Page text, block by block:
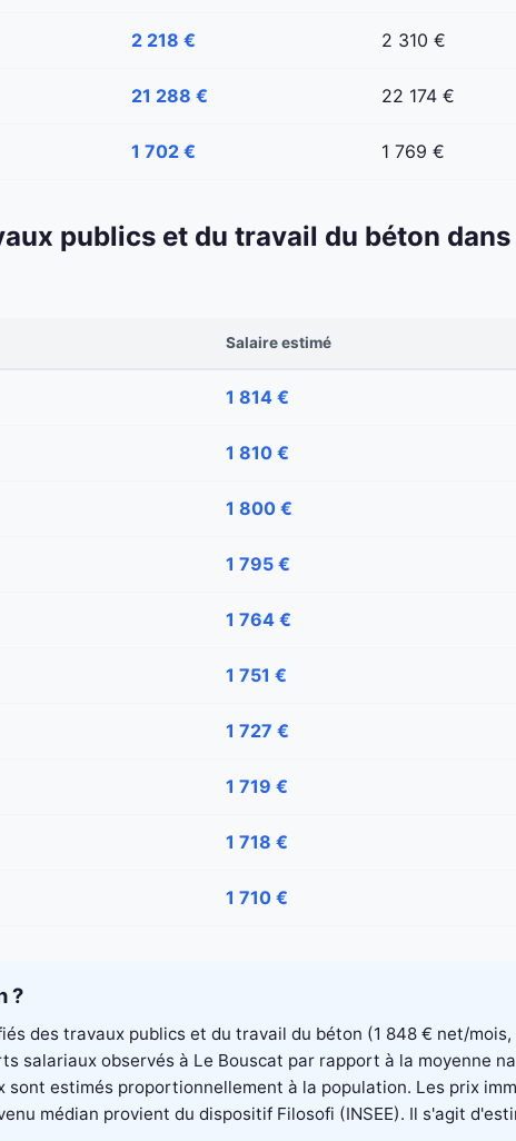
2 218 € 2 310 €
21 288 € 22 174 €
1 702 € 1 769 €
publics et du travail du béton
Salaire estimé
1 814 €
1 810 €
1 800 €
1 795 €
1 764 €
1 751 €
1 727 €
1 719 €
1 718 €
1 710 €
?
des travaux publics et du travail du béton (1 848 € net/mois,
salariaux observés à Le Bouscat par rapport à la moyenne
estimés proportionnellement à la population. Les prix
médian provient du dispositif Filosofi (INSEE). Il s'agit